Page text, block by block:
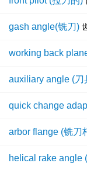
gash angle(铣刀)
working back
auxiliary angle (刀
quick change
arbor flange (铣刀
helical rake angle